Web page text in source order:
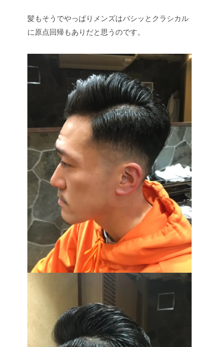
髪もそうでやっぱりメンズはバシッとクラシカル
に原点回帰もありだと思うのです。